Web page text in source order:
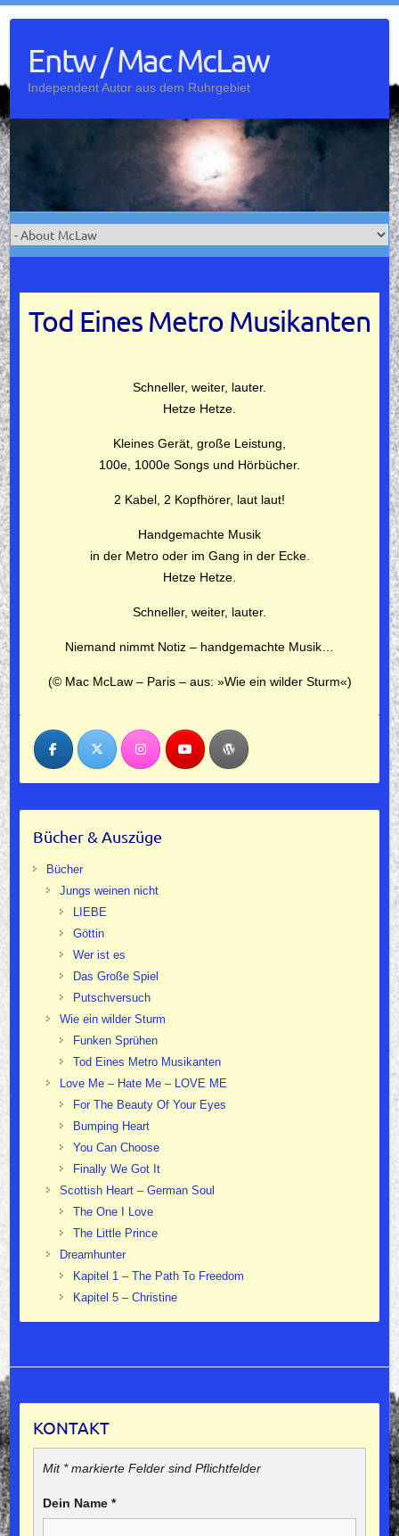
contentEntw / Mac McLaw
Independent Autor aus dem Ruhrgebiet
Tod Eines Metro Musikanten
Schneller, weiter, lauter.
Hetze Hetze.
Kleines Gerät, große Leistung,
100e, 1000e Songs und Hörbücher.
2 Kabel, 2 Kopfhörer, laut laut!
Handgemachte Musik
in der Metro oder im Gang in der Ecke.
Hetze Hetze.
Schneller, weiter, lauter.
Niemand nimmt Notiz – handgemachte Musik…
(© Mac McLaw – Paris – aus: »Wie ein wilder Sturm«)
Bücher & Auszüge
Bücher
Jungs weinen nicht
LIEBE
Göttin
Wer ist es
Das Große Spiel
Putschversuch
Wie ein wilder Sturm
Funken Sprühen
Tod Eines Metro Musikanten
Love Me – Hate Me – LOVE ME
For The Beauty Of Your Eyes
Bumping Heart
You Can Choose
Finally We Got It
Scottish Heart – German Soul
The One I Love
The Little Prince
Dreamhunter
Kapitel 1 – The Path To Freedom
Kapitel 5 – Christine
KONTAKT
Mit * markierte Felder sind Pflichtfelder
Dein Name *